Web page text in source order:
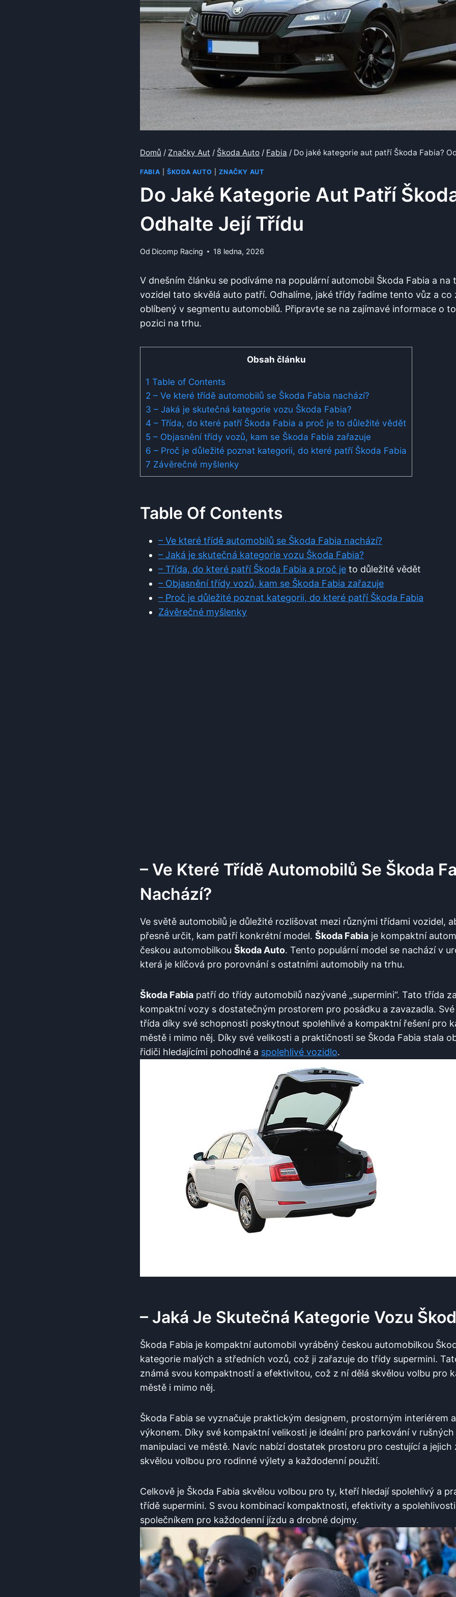
Domů / Značky Aut / Škoda Auto / Fabia / Do jaké kategorie aut patří Škoda Fabia?
FABIA |ŠKODA AUTO |ZNAČKY AUT
Do Jaké Kategorie Aut Patří
Odhalte Její Třídu
Od Dicomp Racing 18 ledna, 2026
V dnešním článku se podíváme na populární automobil Škoda Fabia a na
vozidel tato skvělá auto patří. Odhalíme, jaké třídy řadíme tento vůz a co
oblíbený v segmentu automobilů. Připravte se na zajímavé informace o
pozici na trhu.
Obsah článku
1 Table of Contents
2 – Ve které třídě automobilů se Škoda Fabia nachází?
3 – Jaká je skutečná kategorie vozu Škoda Fabia?
4 – Třída, do které patří Škoda Fabia a proč je to důležité vědět
5 – Objasnění třídy vozů, kam se Škoda Fabia zařazuje
6 – Proč je důležité poznat kategorii, do které patří Škoda Fabia
7 Závěrečné myšlenky
Table Of Contents
– Ve které třídě automobilů se Škoda Fabia nachází?
– Jaká je skutečná kategorie vozu Škoda Fabia?
– Třída, do které patří Škoda Fabia a proč je to důležité vědět
– Objasnění třídy vozů, kam se Škoda Fabia zařazuje
– Proč je důležité poznat kategorii, do které patří Škoda Fabia
Závěrečné myšlenky
– Ve Které Třídě Automobilů Se Škoda
Nachází?
Ve světě automobilů je důležité rozlišovat mezi různými třídami vozidel,
přesně určit, kam patří konkrétní model. Škoda Fabia je kompaktní
českou automobilkou Škoda Auto. Tento populární model se nachází v
která je klíčová pro porovnání s ostatními automobily na trhu.
Škoda Fabia patří do třídy automobilů nazývané „supermini“. Tato třída
kompaktní vozy s dostatečným prostorem pro posádku a zavazadla.
třída díky své schopnosti poskytnout spolehlivé a kompaktní řešení pro
městě i mimo něj. Díky své velikosti a praktičnosti se Škoda Fabia stala
řidiči hledajícími pohodlné a spolehlivé vozidlo.
– Jaká Je Skutečná Kategorie Vozu
Škoda Fabia je kompaktní automobil vyráběný českou automobilkou
kategorie malých a středních vozů, což ji zařazuje do třídy supermini.
známá svou kompaktností a efektivitou, což z ní dělá skvělou volbu pro
městě i mimo něj.
Škoda Fabia se vyznačuje praktickým designem, prostorným interiérem
výkonem. Díky své kompaktní velikosti je ideální pro parkování v
manipulaci ve městě. Navíc nabízí dostatek prostoru pro cestující a jejich
skvělou volbou pro rodinné výlety a každodenní použití.
Celkově je Škoda Fabia skvělou volbou pro ty, kteří hledají spolehlivý a
třídě supermini. S svou kombinací kompaktnosti, efektivity a
společníkem pro každodenní jízdu a drobné dojmy.